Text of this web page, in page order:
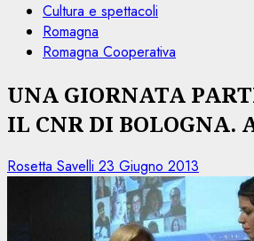
Cultura e spettacoli
Romagna
Romagna Cooperativa
UNA GIORNATA
IL CNR DI
Rosetta Savelli 23 Giugno 2013